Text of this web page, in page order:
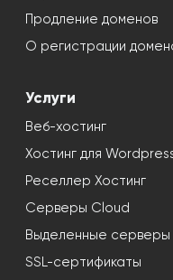
Продление доменов
О регистрации
Услуги
Веб-хостинг
Хостинг для
Реселлер Хостинг
Серверы Cloud
Выделенные серверы
SSL-сертификаты